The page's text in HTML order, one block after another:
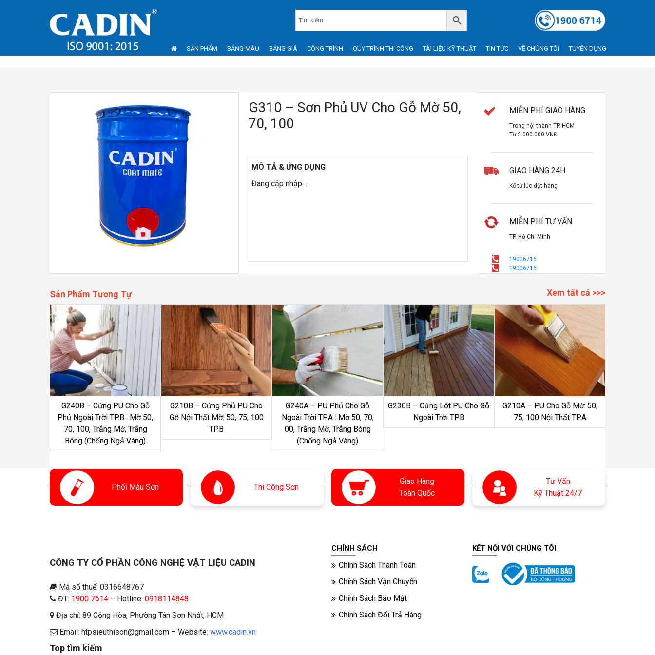
SẢN PHẨM BẢNG MÀU BẢNG GIÁ CÔNG TRÌNH QUY TRÌNH THI CÔNG TÀI LIỆU KỸ THUẬT TIN TỨC VỀ CHÚNG TÔI TUYỂN DỤNG
G310 – Sơn Phủ UV Cho Gỗ Mờ 50,
70, 100
MÔ TẢ & ỨNG DỤNG
Đang cập nhập…
MIỄN PHÍ GIAO HÀNG
Trong nội thành TP. HCM
Từ 2.000.000 VNĐ
GIAO HÀNG 24H
Kể từ lúc đặt hàng
MIỄN PHÍ TƯ VẤN
TP. Hồ Chí Minh
19006716
19006716
Sản Phẩm Tương Tự Xem tất cả >>>
G240B – Cứng PU Cho Gỗ
Phủ Ngoài Trời TP.B : Mờ 50,
70, 100, Trắng Mờ, Trắng
Bóng (Chống Ngả Vàng)
G210B – Cứng Phủ PU Cho
Gỗ Nội Thất Mờ: 50, 75, 100
TP.B
G240A – PU Phủ Cho Gỗ
Ngoài Trời TP.A : Mờ 50, 70,
00, Trắng Mờ, Trắng Bóng
(Chống Ngả Vàng)
G230B – Cứng Lót PU Cho Gỗ
Ngoài Trời TP.B
G210A – PU Cho Gỗ Mờ: 50,
75, 100 Nội Thất TP.A
Phối Màu Sơn ThiCông Sơn
Giao Hàng
Toàn Quốc
Tư Vấn
Kỹ Thuật 24/7
CÔNG TY CỔ PHẦN CÔNG NGHỆ VẬT LIỆU CADIN
Mã số thuế: 0316648767
ĐT: 1900 7614 – Hotline: 0918114848
Địa chỉ: 89 Cộng Hòa, Phường Tân Sơn Nhất, HCM
Email: htpsieuthison@gmail.com – Website: www.cadin.vn
Top tìm kiếm
CHÍNH SÁCH
Chính Sách Thanh Toán
Chính Sách Vận Chuyển
Chính Sách Bảo Mật
Chính Sách Đổi Trả Hàng
KẾT NỐI VỚI CHÚNG TÔI